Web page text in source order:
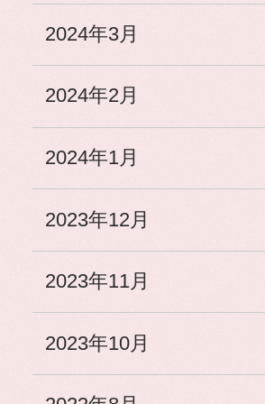
2024年3月
2024年2月
2024年1月
2023年12月
2023年11月
2023年10月